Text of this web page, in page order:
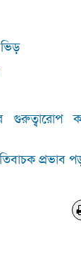
গুরুত্বারোপ
প্রভাব